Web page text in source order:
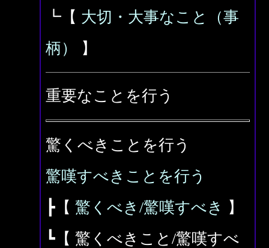
┗【 大切・大事なこと（事
柄）
】
重要なことを行う
驚くべきことを行う
驚嘆すべきことを行う
┣【 驚くべき/驚嘆すべき
】
┗【 驚くべきこと/驚嘆すべ